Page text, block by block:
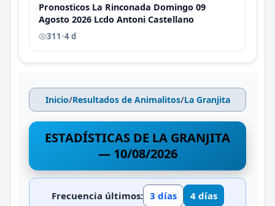
Pronosticos La Rinconada Domingo 09
Agosto 2026 Lcdo Antoni Castellano
311•4 d
Inicio/Resultados de Animalitos/La Granjita
ESTADÍSTICAS DE LA GRANJITA
— 10/08/2026
Frecuencia últimos: 3 días
4 días